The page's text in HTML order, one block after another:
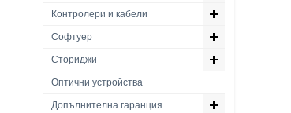
Контролери и кабели
Софтуер
Сториджи
Оптични устройства
Допълнителна гаранция